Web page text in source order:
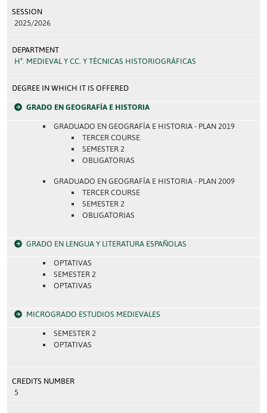
SESSION
2025/2026
DEPARTMENT
Hª. MEDIEVAL Y CC. Y TÉCNICAS HISTORIOGRÁFICAS
DEGREE IN WHICH IT IS OFFERED
GRADO EN GEOGRAFÍA E HISTORIA
GRADUADO EN GEOGRAFÍA E HISTORIA - PLAN 2019
TERCER COURSE
SEMESTER 2
OBLIGATORIAS
GRADUADO EN GEOGRAFÍA E HISTORIA - PLAN 2009
TERCER COURSE
SEMESTER 2
OBLIGATORIAS
GRADO EN LENGUA Y LITERATURA ESPAÑOLAS
OPTATIVAS
SEMESTER 2
OPTATIVAS
MICROGRADO ESTUDIOS MEDIEVALES
SEMESTER 2
OPTATIVAS
CREDITS NUMBER
5